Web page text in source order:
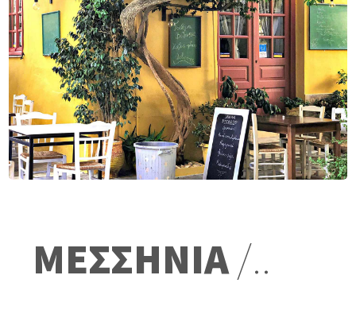
ΜΕΣΣΗΝΙΑ/..